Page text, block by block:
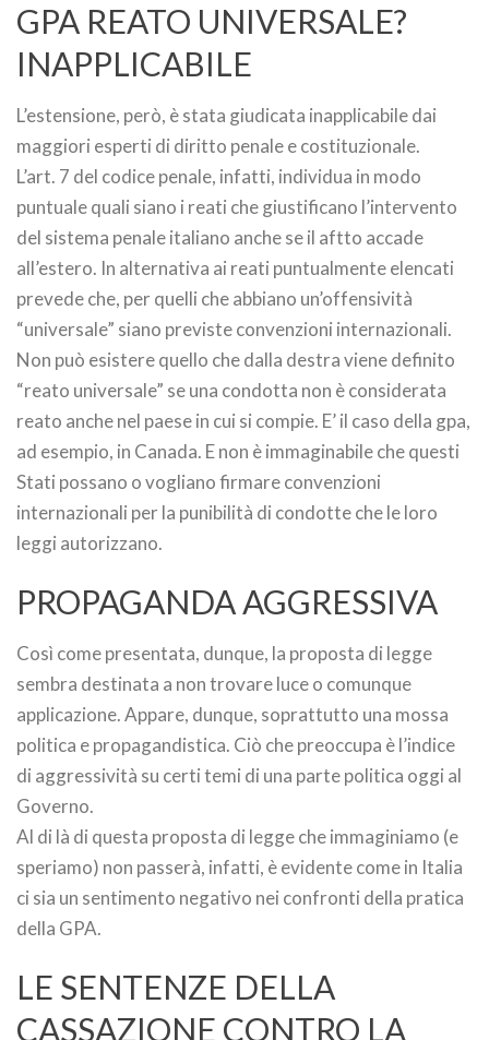
GPA REATO UNIVERSALE?
INAPPLICABILE
L’estensione, però, è stata giudicata inapplicabile dai
maggiori esperti di diritto penale e costituzionale.
L’art. 7 del codice penale, infatti, individua in modo
puntuale quali siano i reati che giustificano l’intervento
del sistema penale italiano anche se il aftto accade
all’estero. In alternativa ai reati puntualmente elencati
prevede che, per quelli che abbiano un’offensività
“universale” siano previste convenzioni internazionali.
Non può esistere quello che dalla destra viene definito
“reato universale” se una condotta non è considerata
reato anche nel paese in cui si compie. E’ il caso della gpa,
ad esempio, in Canada. E non è immaginabile che questi
Stati possano o vogliano firmare convenzioni
internazionali per la punibilità di condotte che le loro
leggi autorizzano.
PROPAGANDA AGGRESSIVA
Così come presentata, dunque, la proposta di legge
sembra destinata a non trovare luce o comunque
applicazione. Appare, dunque, soprattutto una mossa
politica e propagandistica. Ciò che preoccupa è l’indice
di aggressività su certi temi di una parte politica oggi al
Governo.
Al di là di questa proposta di legge che immaginiamo (e
speriamo) non passerà, infatti, è evidente come in Italia
ci sia un sentimento negativo nei confronti della pratica
della GPA.
LE SENTENZE DELLA
CASSAZIONE CONTRO LA